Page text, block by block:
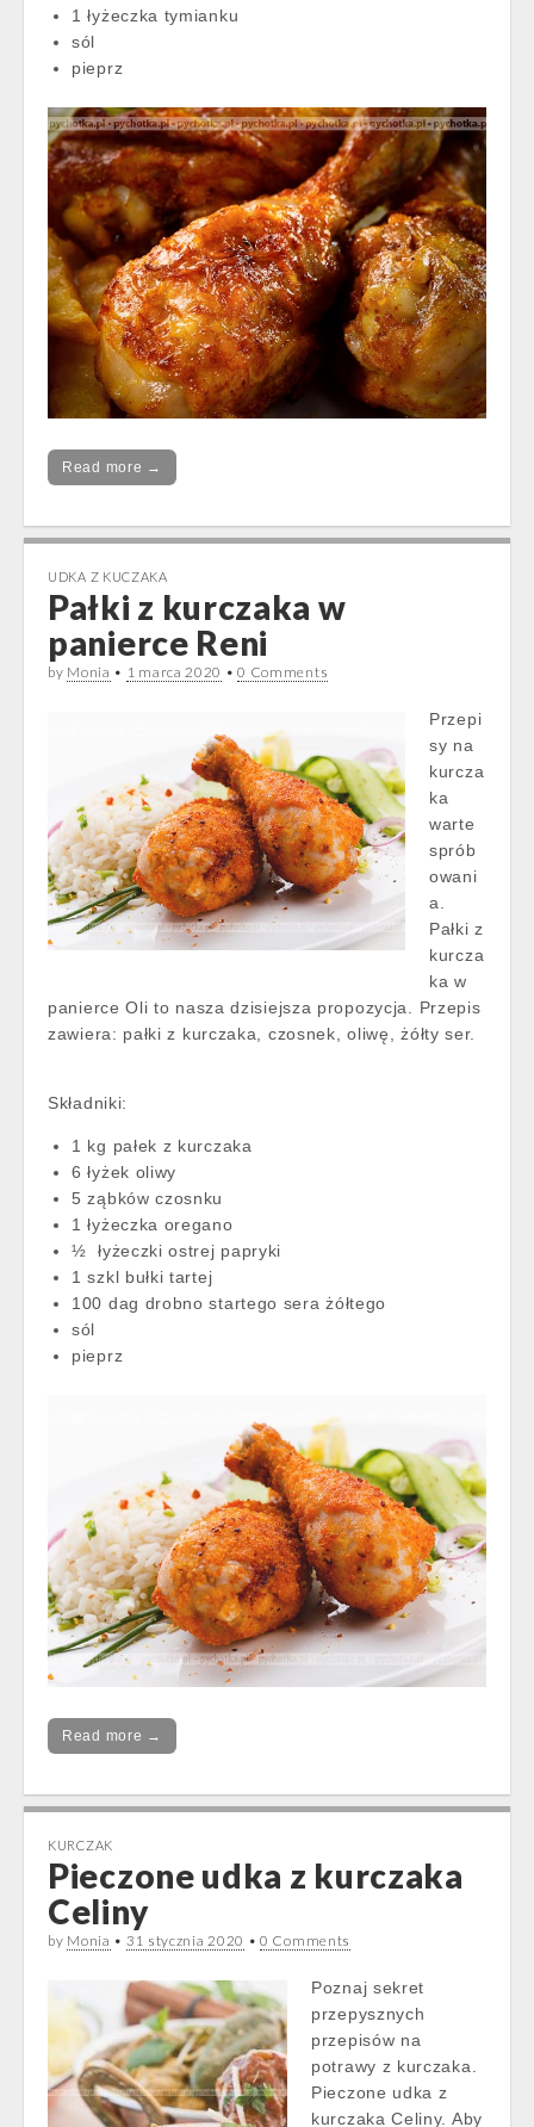
1 łyżeczka tymianku
sól
pieprz
Read more →
UDKA Z KUCZAKA
Pałki z kurczaka w
panierce Reni
by Monia • 1 marca 2020 •0 Comments
Przepi
sy na
kurcza
ka
warte
sprób
owani
a.
Pałki z
kurcza
ka w
panierce Oli to nasza dzisiejsza propozycja. Przepis
zawiera: pałki z kurczaka, czosnek, oliwę, żółty ser.
Składniki:
1 kg pałek z kurczaka
6 łyżek oliwy
5 ząbków czosnku
1 łyżeczka oregano
½ łyżeczki ostrej papryki
1 szkl bułki tartej
100 dag drobno startego sera żółtego
sól
pieprz
Read more →
KURCZAK
Pieczone udka z kurczaka
Celiny
by Monia • 31 stycznia 2020 •0 Comments
Poznaj sekret
przepysznych
przepisów na
potrawy z kurczaka.
Pieczone udka z
kurczaka Celiny. Aby